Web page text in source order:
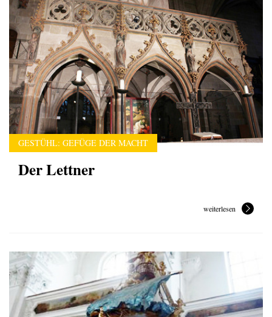
GESTÜHL: GEFÜGE DER MACHT
Der Lettner
weiterlesen